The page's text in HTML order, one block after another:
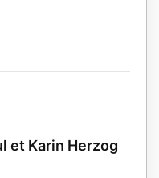
et Karin Herzog